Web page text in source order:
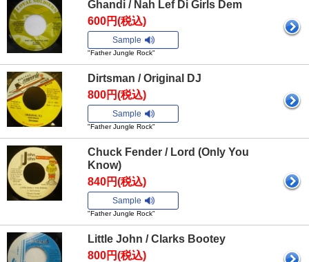
Ghandi / Nah Lef Di Girls Dem
600円(税込)
Sample
"Father Jungle Rock"
Dirtsman / Original DJ
800円(税込)
Sample
"Father Jungle Rock"
Chuck Fender / Lord (Only You
Know)
840円(税込)
Sample
"Father Jungle Rock"
Little John / Clarks Bootey
800円(税込)